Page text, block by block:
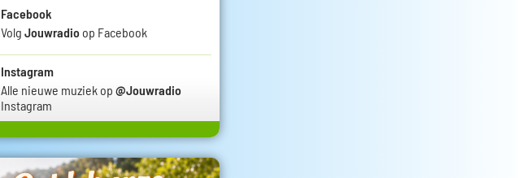
Facebook
Volg Jouwradio op Facebook
Instagram
Alle nieuwe muziek op @Jouwradio
Instagram